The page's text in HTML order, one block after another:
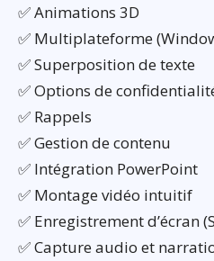
✅ Animations 3D
✅ Multiplateforme
✅ Superposition de texte
✅ Options de
✅ Rappels
✅ Gestion de contenu
✅ Intégration PowerPoint
✅ Montage vidéo intuitif
✅ Enregistrement d’écran
✅ Capture audio et